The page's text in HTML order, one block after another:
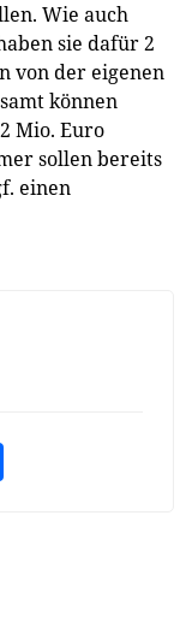
Wie auch
sie dafür 2
von der eigenen
können
Mio. Euro
sollen bereits
einen